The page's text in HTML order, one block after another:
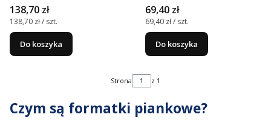
Cena
138,70 zł
Cena jednostkowa
138,70 zł / szt.
Do koszyka
Cena
69,40 zł
Cena jednostkowa
69,40 zł / szt.
Do koszyka
Strona z 1
Czym są formatki piankowe?